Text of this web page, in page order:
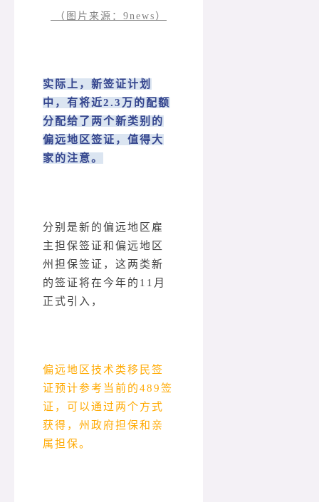
（图片来源：9news）
实际上，新签证计划
中，有将近2.3万的配额
分配给了两个新类别的
偏远地区签证，值得大
家的注意。
分别是新的偏远地区雇
主担保签证和偏远地区
州担保签证，这两类新
的签证将在今年的11月
正式引入，
偏远地区技术类移民签
证预计参考当前的489签
证，可以通过两个方式
获得，州政府担保和亲
属担保。